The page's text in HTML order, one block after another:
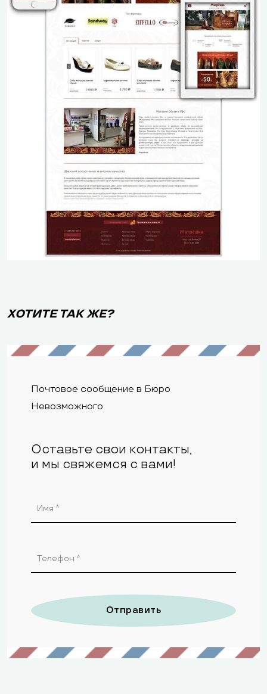
ХОТИТЕ ТАК ЖЕ?
Почтовое сообщение в Бюро
Невозможного
Оставьте свои контакты,
и мы свяжемся с вами!
Отправить